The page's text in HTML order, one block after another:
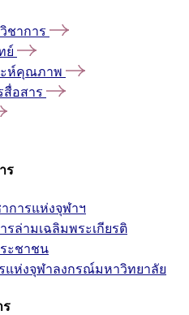
ชาการ
ย์
ะห์คุณภาพ
สื่อสาร
ร
การแห่งจุฬาฯ
ล่ามเฉลิมพระเกียรติ
ะชาชน
แห่งจุฬาลงกรณ์มหาวิทยาลัย
ร